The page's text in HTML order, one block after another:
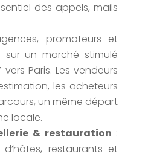
des appels, mails
promoteurs et
sur un marché stimulé
Paris. Les vendeurs
les acheteurs
un même départ
locale.
& restauration :
restaurants et